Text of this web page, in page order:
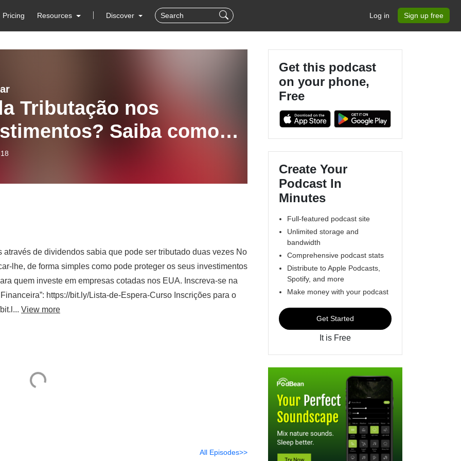
Pricing Resources Discover Log in Sign up free
Tributação nos
Saiba como
la com o W-8BEN
de dividendos sabia que pode ser tributado duas vezes No
lhe, de forma simples como pode proteger os seus investimentos
quem investe em empresas cotadas nos EUA. Inscreva-se na
https://bit.ly/Lista-de-Espera-Curso Inscrições para o
View more
All Episodes>>
Get this podcast
on your phone,
Free
Create Your
Podcast In
Minutes
Full-featured podcast site
Unlimited storage and
bandwidth
Comprehensive podcast stats
Distribute to Apple Podcasts,
Spotify, and more
Make money with your podcast
Get Started
It is Free